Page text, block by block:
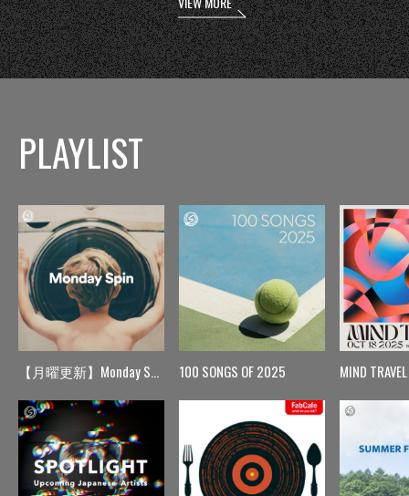
PLAYLIST
【月曜更新】Monday Spin 100 SONGS OF 2025 MIND TRAVEL